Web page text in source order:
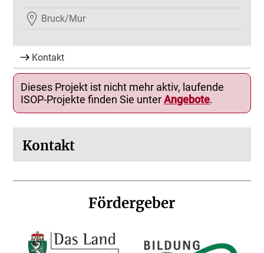
Bruck/Mur
Kontakt
Dieses Projekt ist nicht mehr aktiv, laufende
ISOP-Projekte finden Sie unterAngebote.
Kontakt
Fördergeber